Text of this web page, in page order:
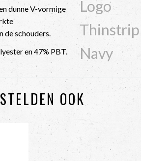
Logo
Thinstrip
Navy
dunne V-vormige
de schouders.
en 47% PBT.
OOK